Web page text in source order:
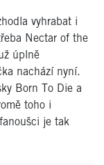
vyhrabat i
Nectar of the
úplně
nachází nyní.
Born To Die a
toho i
je tak